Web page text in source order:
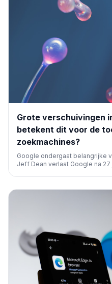
Grote verschuivingen
betekent dit voor de
zoekmachines?
Google ondergaat belangrijke
Jeff Dean verlaat Google na
zoekalgoritmes.